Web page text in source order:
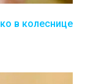
в колеснице